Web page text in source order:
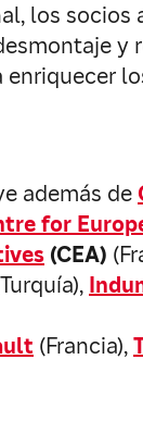
los socios
y
además de
for
(CEA)
(Francia),